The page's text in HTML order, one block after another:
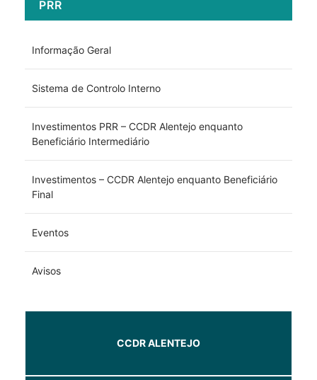
PRR
Informação Geral
Sistema de Controlo Interno
Investimentos PRR – CCDR Alentejo enquanto
Beneficiário Intermediário
Investimentos – CCDR Alentejo enquanto Beneficiário
Final
Eventos
Avisos
CCDR ALENTEJO